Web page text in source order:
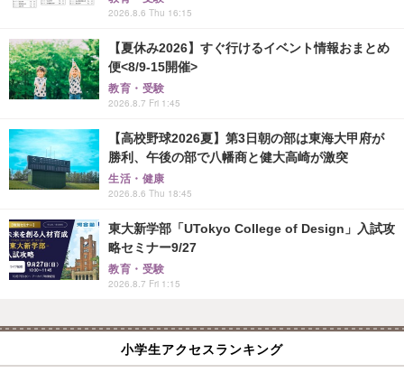
2026.8.6 Thu 16:15
【夏休み2026】すぐ行けるイベント情報おまとめ
便<8/9-15開催>
教育・受験
2026.8.7 Fri 1:45
【高校野球2026夏】第3日朝の部は東海大甲府が
勝利、午後の部で八幡商と健大高崎が激突
生活・健康
2026.8.6 Thu 18:45
東大新学部「UTokyo College of Design」入試攻
略セミナー9/27
教育・受験
2026.8.7 Fri 1:15
小学生アクセスランキング